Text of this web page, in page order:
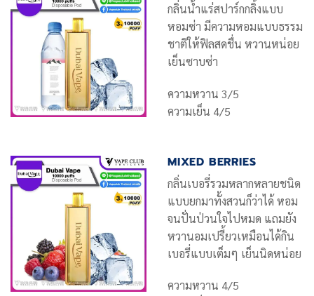
กลิ่นน้ำแร่สปาร์กกลิ้งแบบ
หอมซ่า มีความหอมแบบธรรม
ชาติให้ฟิลสดชื่น หวานหน่อย
เย็นซาบซ่า
ความหวาน 3/5
ความเย็น 4/5
MIXED BERRIES
กลิ่นเบอรี่รวมหลากหลายชนิด
แบบยกมาทั้งสวนก็ว่าได้ หอม
จนปั่นป่วนใจไปหมด แถมยัง
หวานอมเปรี้ยวเหมือนได้กิน
เบอรี่แบบเต็มๆ เย็นนิดหน่อย
ความหวาน 4/5